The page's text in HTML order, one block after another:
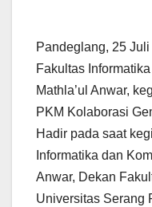
Pandeglang, 25
Fakultas
Mathla’ul Anwar,
PKM Kolaborasi
Hadir pada saat
Informatika dan
Anwar, Dekan
Universitas Serang